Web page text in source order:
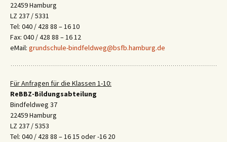
22459 Hamburg
LZ 237 / 5331
Tel: 040 / 428 88 – 16 10
Fax: 040 / 428 88 – 16 12
eMail: grundschule-bindfeldweg@bsfb.hamburg.de
Für Anfragen für die Klassen 1-10:
ReBBZ-Bildungsabteilung
Bindfeldweg 37
22459 Hamburg
LZ 237 / 5353
Tel: 040 / 428 88 – 16 15 oder -16 20